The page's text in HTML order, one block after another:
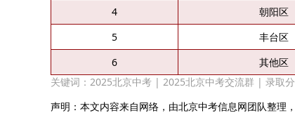
4
朝阳区
5
丰台区
6
其他区
关键词： 2025北京中考 | 2025北京中考交流群 | 录取
声明：本文内容来自网络，由北京中考信息网团队整理